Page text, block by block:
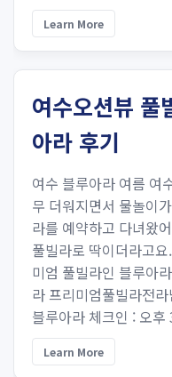
Learn More
여수오션뷰 풀
아라 후기
여수 블루아라 여름 여
무 더워지면서 물놀이
라를 예약하고 다녀왔
풀빌라로 딱이더라고
미엄 풀빌라인 블루아
라 프리미엄풀빌라전
블루아라 체크인 : 오
Learn More